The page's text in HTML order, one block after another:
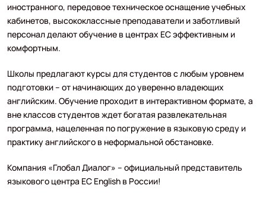
иностранного, передовое техническое оснащение учебных
кабинетов, высококлассные преподаватели и заботливый
персонал делают обучение в центрах EC эффективным и
комфортным.
Школы предлагают курсы для студентов с любым уровнем
подготовки – от начинающих до уверенно владеющих
английским. Обучение проходит в интерактивном формате, а
вне классов студентов ждет богатая развлекательная
программа, нацеленная по погружение в языковую среду и
практику английского в неформальной обстановке.
Компания «Глобал Диалог» – официальный представитель
языкового центра EC English в России!